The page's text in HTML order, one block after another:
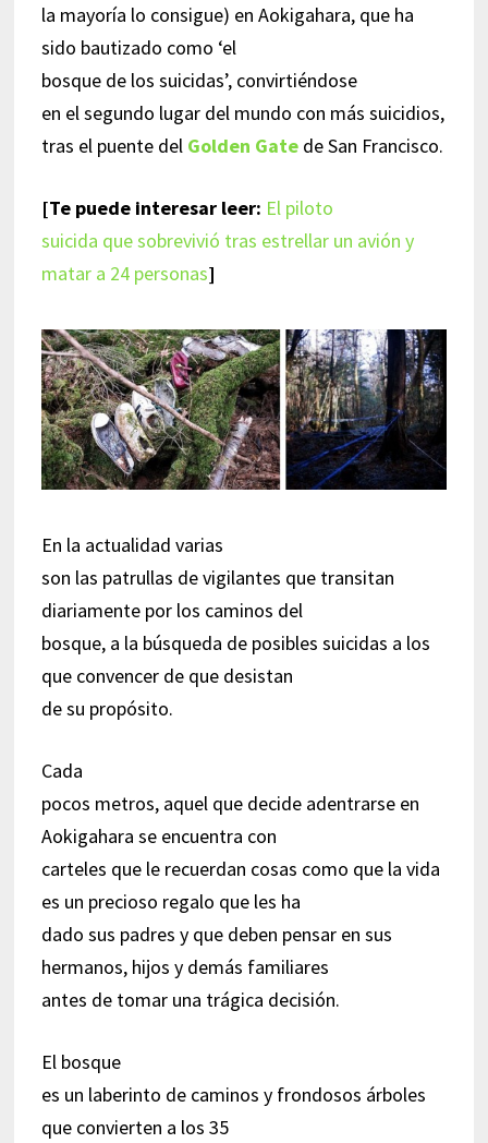
la mayoría lo consigue) en Aokigahara, que ha
sido bautizado como ‘el
bosque de los suicidas’, convirtiéndose
en el segundo lugar del mundo con más suicidios,
tras el puente del Golden Gate de San Francisco.
[Te puede interesar leer: El piloto
suicida que sobrevivió tras estrellar un avión y
matar a 24 personas]
En la actualidad varias
son las patrullas de vigilantes que transitan
diariamente por los caminos del
bosque, a la búsqueda de posibles suicidas a los
que convencer de que desistan
de su propósito.
Cada
pocos metros, aquel que decide adentrarse en
Aokigahara se encuentra con
carteles que le recuerdan cosas como que la vida
es un precioso regalo que les ha
dado sus padres y que deben pensar en sus
hermanos, hijos y demás familiares
antes de tomar una trágica decisión.
El bosque
es un laberinto de caminos y frondosos árboles
que convierten a los 35